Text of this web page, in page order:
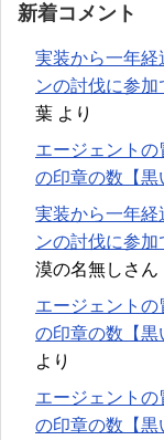
新着コメント
実装から一年経
ンの討伐に参加
葉 より
エージェントの
の印章の数【黒
実装から一年経
ンの討伐に参加
漠の名無しさん
エージェントの
の印章の数【黒
より
エージェントの
の印章の数【黒